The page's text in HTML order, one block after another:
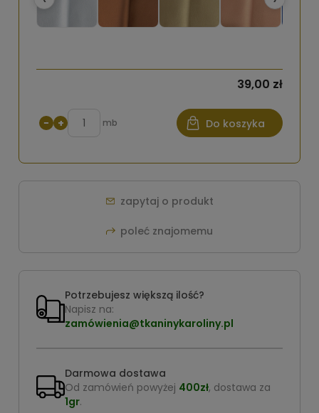
39,00 zł
− + mb Do koszyka
zapytaj o produkt
poleć znajomemu
Potrzebujesz większą ilość?
Napisz na:
zamówienia@tkaninykaroliny.pl
Darmowa dostawa
Od zamówień powyżej 400zł, dostawa za
1gr.